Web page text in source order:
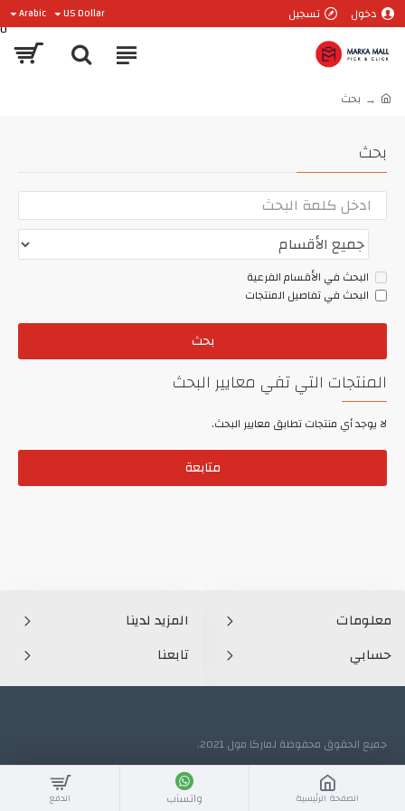
دخول تسجيل US Dollar
Arabic
0
بحث
بحث
البحث في الأقسام الفرعية
البحث في تفاصيل المنتجات
بحث
المنتجات التي تفي معايير البحث
لا يوجد أي منتجات تطابق معايير البحث.
متابعة
معلومات
حسابي
المزيد لدينا
تابعنا
جميع الحقوق محفوظة لماركا مول 2021.
الصفحة الرئيسية واتسآب الدفع